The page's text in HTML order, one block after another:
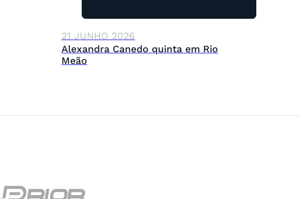
21 JUNHO 2026
Alexandra Canedo quinta em Rio
Meão